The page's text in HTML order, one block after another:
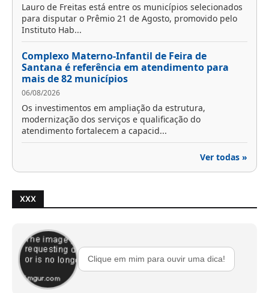
Lauro de Freitas está entre os municípios selecionados
para disputar o Prêmio 21 de Agosto, promovido pelo
Instituto Hab...
Complexo Materno-Infantil de Feira de
Santana é referência em atendimento para
mais de 82 municípios
06/08/2026
Os investimentos em ampliação da estrutura,
modernização dos serviços e qualificação do
atendimento fortalecem a capacid...
Ver todas »
XXX
Clique em mim para ouvir uma dica!